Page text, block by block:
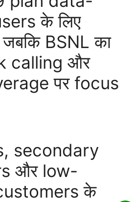
के लिए
BSNL का
calling और
पर focus
secondary
और low-
के